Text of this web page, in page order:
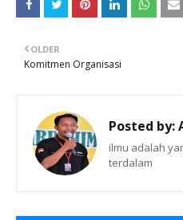
OLDER
Komitmen Organisasi
Posted by:
ilmu adalah
terdalam